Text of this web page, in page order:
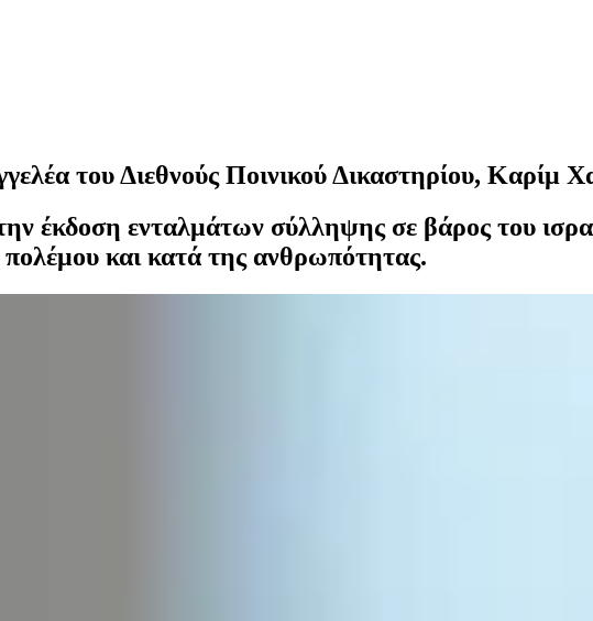
του Διεθνούς Ποινικού Δικαστηρίου, Καρίμ
έκδοση ενταλμάτων σύλληψης σε βάρος του
και κατά της ανθρωπότητας.